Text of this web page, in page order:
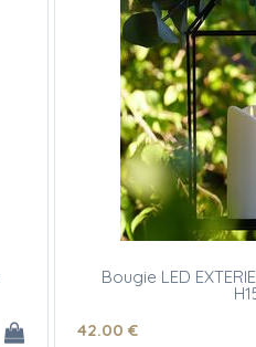
Bougie LED
42.00 €